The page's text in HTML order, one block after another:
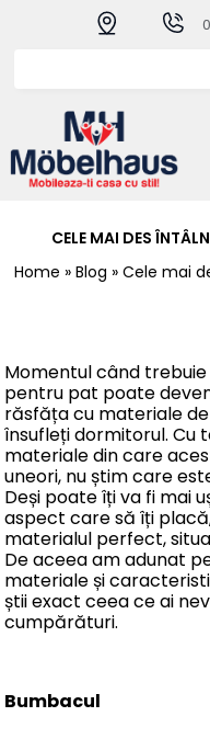
CELE MAI DES
Home » Blog » Cele mai
Momentul când
pentru pat poate
răsfăța cu materiale
însufleți dormitorul. Cu
materiale din care
uneori, nu știm care
Deși poate îți va fi mai
aspect care să îți
materialul perfect,
De aceea am adunat
materiale și
știi exact ceea ce ai
cumpărături.
Bumbacul